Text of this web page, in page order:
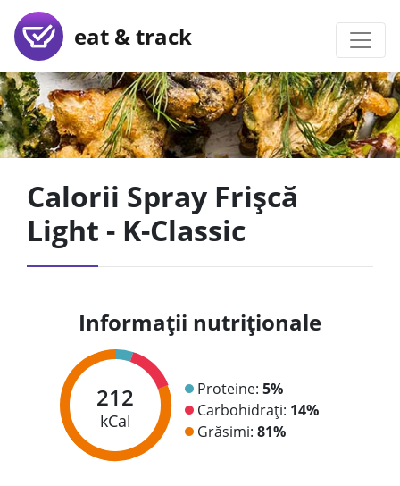
eat & track
Calorii Spray Frișcă
Light - K-Classic
Informații nutriționale
212
kCal
Proteine: 5%
Carbohidrați: 14%
Grăsimi: 81%